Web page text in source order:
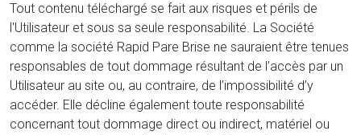
Tout contenu téléchargé se fait aux risques et périls de
l'Utilisateur et sous sa seule responsabilité. La Société
comme la société Rapid Pare Brise ne sauraient être tenues
responsables de tout dommage résultant de l’accès par un
Utilisateur au site ou, au contraire, de l’impossibilité d’y
accéder. Elle décline également toute responsabilité
concernant tout dommage direct ou indirect, matériel ou